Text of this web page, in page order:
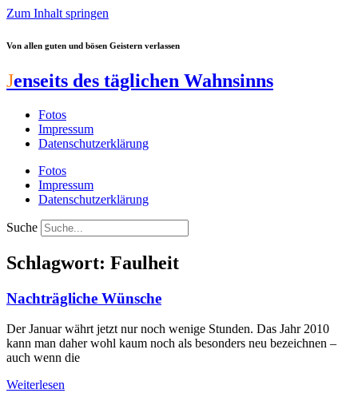
Zum Inhalt springen
Von allen guten und bösen Geistern verlassen
Jenseits des täglichen Wahnsinns
Fotos
Impressum
Datenschutzerklärung
Fotos
Impressum
Datenschutzerklärung
Suche
Schlagwort: Faulheit
Nachträgliche Wünsche
Der Januar währt jetzt nur noch wenige Stunden. Das Jahr 2010
kann man daher wohl kaum noch als besonders neu bezeichnen –
auch wenn die
Weiterlesen